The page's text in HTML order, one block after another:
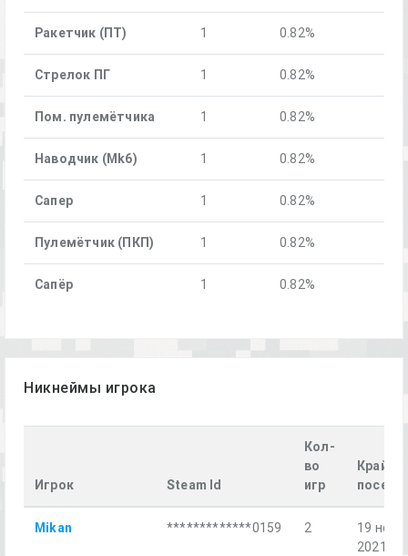
Ракетчик (ПТ) 1 0.82%
Стрелок ПГ 1 0.82%
Пом. пулемётчика 1 0.82%
Наводчик (Mk6) 1 0.82%
Сапер 1 0.82%
Пулемётчик (ПКП) 1 0.82%
Cапёр 1 0.82%
Никнеймы игрока
Игрок Steam Id
Кол-
во
игр
Mikan *************0159 2
19 нояб.
2021 г.